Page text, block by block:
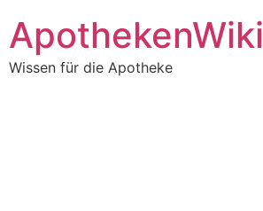
ApothekenWiki
Wissen für die Apotheke